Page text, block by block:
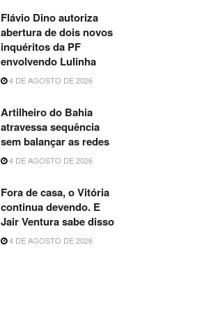
Flávio Dino autoriza
abertura de dois novos
inquéritos da PF
envolvendo Lulinha
4 DE AGOSTO DE 2026
Artilheiro do Bahia
atravessa sequência
sem balançar as redes
4 DE AGOSTO DE 2026
Fora de casa, o Vitória
continua devendo. E
Jair Ventura sabe disso
4 DE AGOSTO DE 2026